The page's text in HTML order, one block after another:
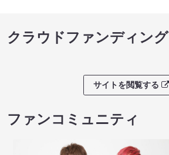
クラウドファンディング
サイトを閲覧する
ファンコミュニティ